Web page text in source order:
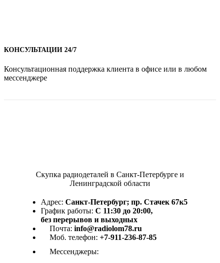
КОНСУЛЬТАЦИИ 24/7
Консультационная поддержка клиента в офисе или в любом
мессенджере
Скупка радиодеталей в Санкт-Петербурге и
Ленинградской области
Адрес: Санкт-Петербург; пр. Стачек 67к5
График работы: С 11:30 до 20:00,
без перерывов и выходных
Почта: info@radiolom78.ru
Моб. телефон: +7-911-236-87-85
Мессенджеры: